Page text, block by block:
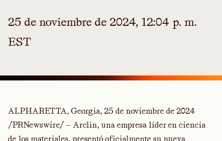
25 de noviembre de 2024, 12:04 p. m.
EST
ALPHARETTA, Georgia, 25 de noviembre de 2024
/PRNewswire/ — Arclin, una empresa líder en ciencia
de los materiales, presentó oficialmente su nueva